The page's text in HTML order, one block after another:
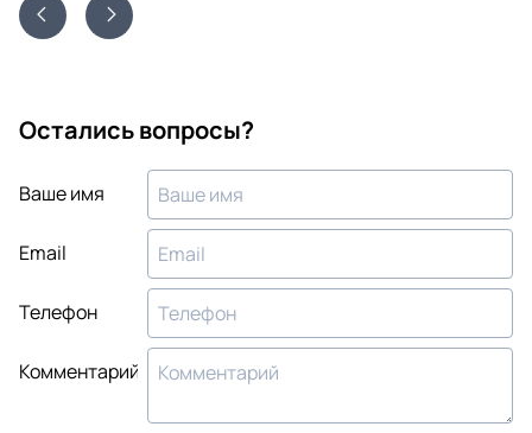
Остались вопросы?
Ваше имя
Email
Телефон
Комментарий